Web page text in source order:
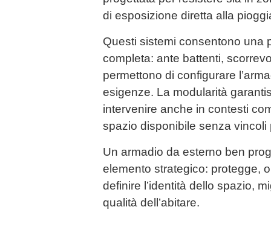
di esposizione diretta alla
Questi sistemi consentono una
completa: ante battenti,
permettono di configurare
esigenze. La modularità
intervenire anche in contesti
spazio disponibile senza vincoli
Un armadio da esterno ben
elemento strategico: protegge,
definire l’identità dello spazio,
qualità dell’abitare.